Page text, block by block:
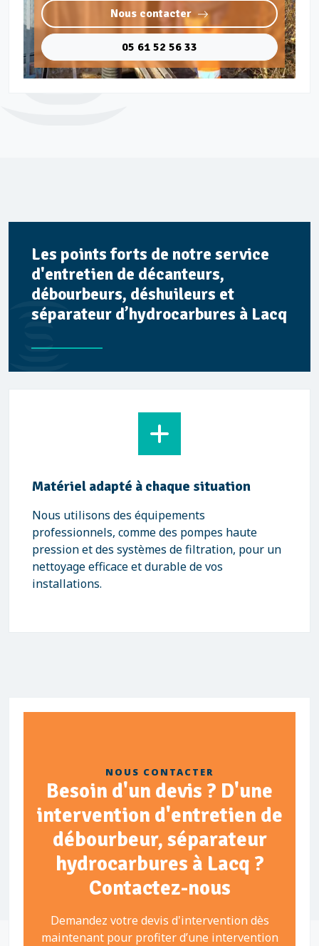
Nous contacter
05 61 52 56 33
Les points forts de notre service
d'entretien de décanteurs,
débourbeurs, déshuileurs et
séparateur d’hydrocarbures à Lacq
Matériel adapté à chaque situation
Nous utilisons des équipements
professionnels, comme des pompes haute
pression et des systèmes de filtration, pour un
nettoyage efficace et durable de vos
installations.
NOUS CONTACTER
Besoin d'un devis ? D'une
intervention d'entretien de
débourbeur, séparateur
hydrocarbures à Lacq ?
Contactez-nous
Demandez votre devis d'intervention dès
maintenant pour profiter d’une intervention